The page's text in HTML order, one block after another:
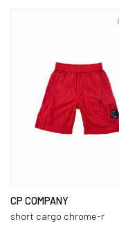
CP COMPANY
short cargo chrome-r